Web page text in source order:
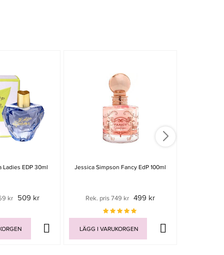
Ladies EDP 30ml
kr 509 kr
Jessica Simpson Fancy EdP 100ml
Rek. pris 749 kr 499 kr
LÄGG I VARUKORGEN